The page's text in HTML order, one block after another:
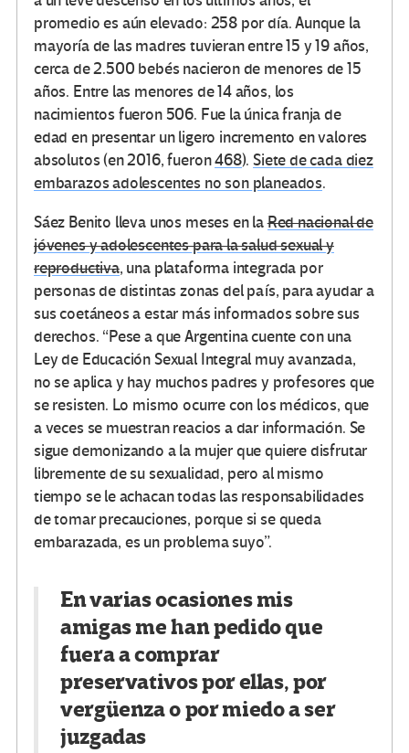
promedio es aún elevado: 258 por día. Aunque la
mayoría de las madres tuvieran entre 15 y 19 años,
cerca de 2.500 bebés nacieron de menores de 15
años. Entre las menores de 14 años, los
nacimientos fueron 506. Fue la única franja de
edad en presentar un ligero incremento en valores
absolutos (en 2016, fueron468).Siete de cada diez
embarazos adolescentes no son planeados.
Sáez Benito lleva unos meses en laRed nacional de
jóvenes y adolescentes para la salud sexual y
reproductiva, una plataforma integrada por
personas de distintas zonas del país, para ayudar a
sus coetáneos a estar más informados sobre sus
derechos. “Pese a que Argentina cuente con una
Ley de Educación Sexual Integral muy avanzada,
no se aplica y hay muchos padres y profesores que
se resisten. Lo mismo ocurre con los médicos, que
a veces se muestran reacios a dar información. Se
sigue demonizando a la mujer que quiere disfrutar
libremente de su sexualidad, pero al mismo
tiempo se le achacan todas las responsabilidades
de tomar precauciones, porque si se queda
embarazada, es un problema suyo”.
En varias ocasiones mis
amigas me han pedido que
fuera a comprar
preservativos por ellas, por
vergüenza o por miedo a ser
juzgadas